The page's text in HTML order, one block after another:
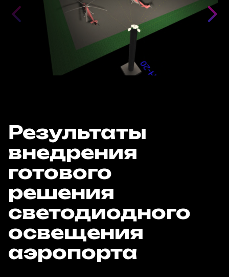
Результаты
внедрения
готового
решения
светодиодного
освещения
аэропорта